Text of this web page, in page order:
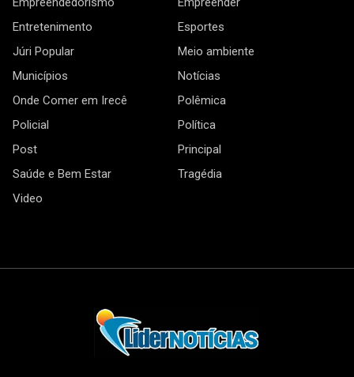
Entretenimento
Esportes
Júri Popular
Meio ambiente
Municípios
Notícias
Onde Comer em Irecê
Polêmica
Policial
Política
Post
Principal
Saúde e Bem Estar
Tragédia
Video